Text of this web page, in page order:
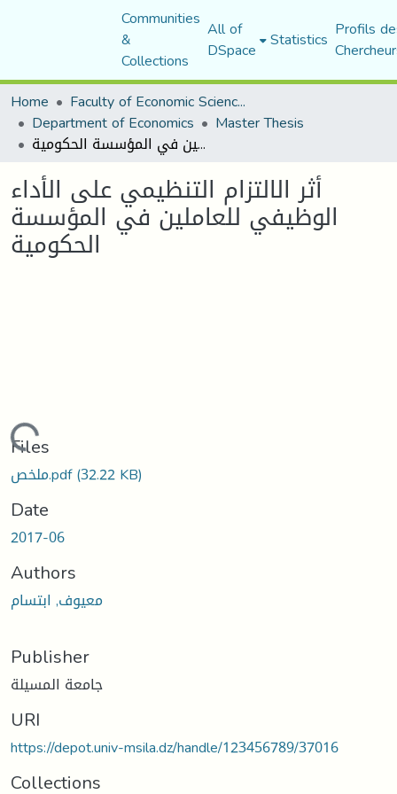
Communities
&
Collections
All of
DSpace Statistics Profils
Home
Faculty of Economic Sciences, Commerce and Management Sciences
Department of Economics Master Thesis
أثر الالتزام التنظيمي على الأداء الوظيفي للعاملين في المؤسسة الحكومية
أثر الالتزام التنظيمي على الأداء
الوظيفي للعاملين في المؤسسة
الحكومية
Loading...
Files
ملخص.pdf(32.22 KB)
Date
2017-06
Authors
معيوف, ابتسام
Publisher
جامعة المسيلة
URI
https://depot.univ-msila.dz/handle/123456789/37016
Collections